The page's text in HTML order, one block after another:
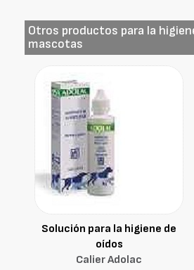
Otros productos para la
mascotas
Solución para la higiene de
oídos
Calier Adolac